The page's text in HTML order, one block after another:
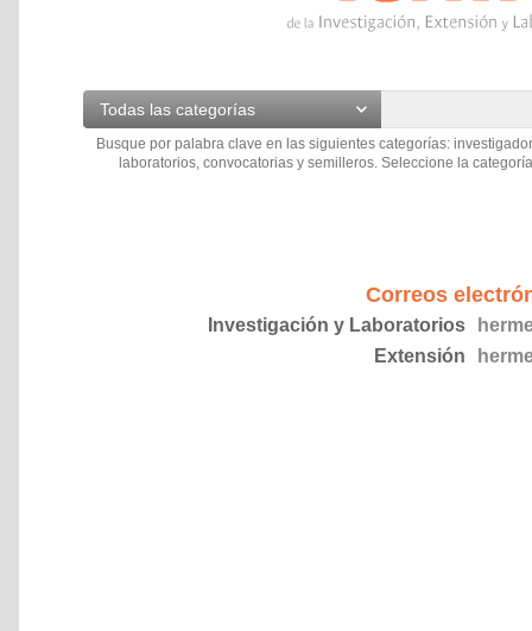
Todas las categorías
Busque por palabra clave en las siguientes categorías:
laboratorios, convocatorias y semilleros. Seleccione la
Correos
Investigación y Laboratorios
Extensión